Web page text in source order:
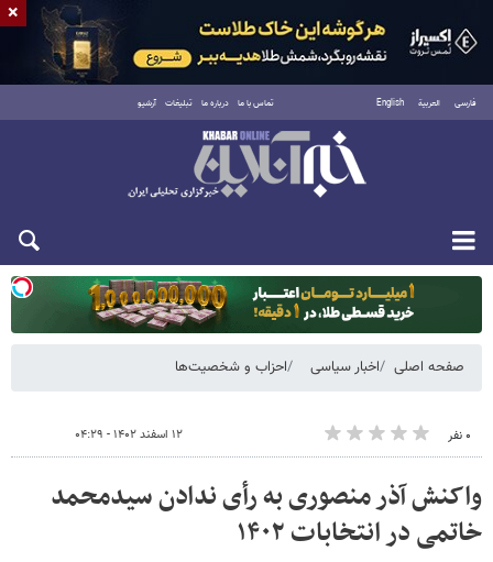
فارسی العربية English تماس با ما درباره ما تبلیغات آرشیو
یکشنبه ۱۸ مرداد ۱۴۰۵
صفحه اصلی اخبار سیاسی احزاب و شخصیت‌ها
۰ نفر ۱۲ اسفند ۱۴۰۲ - ۰۴:۲۹
واکنش آذر منصوری به رأی ندادن سیدمحمد
خاتمی در انتخابات ۱۴۰۲
×